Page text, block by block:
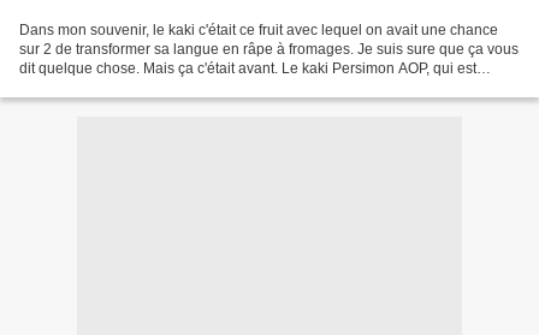
Dans mon souvenir, le kaki c'était ce fruit avec lequel on avait une chance
sur 2 de transformer sa langue en râpe à fromages. Je suis sure que ça vous
dit quelque chose. Mais ça c'était avant. Le kaki Persimon AOP, qui est